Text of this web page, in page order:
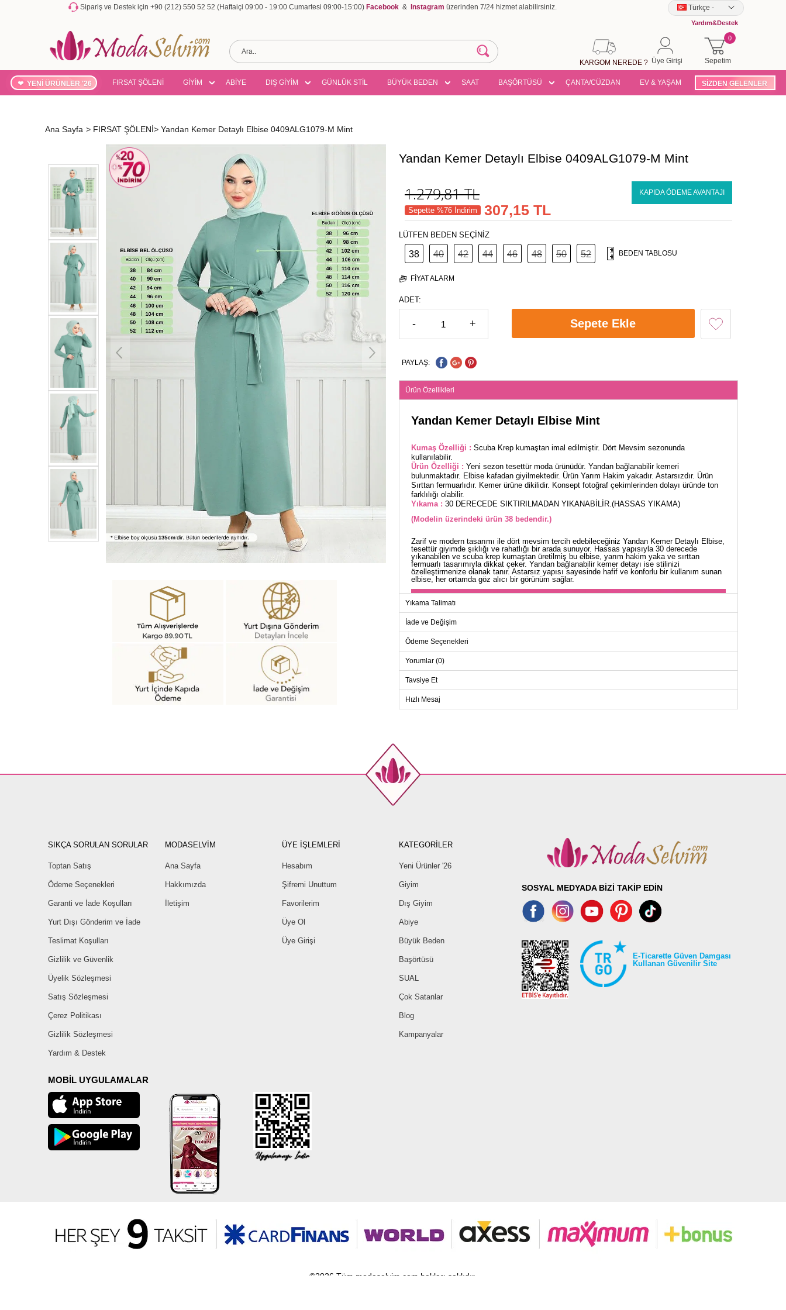
Sipariş ve Destek için +90 (212) 550 52 52 (Haftaiçi 09:00 - 19:00 Cumartesi 09:00-15:00) Facebook & Instagram üzerinden 7/24 hizmet alabilirsiniz. Türkçe -
Yardım&Destek
Sepetim
0
Üye Girişi
KARGOM NEREDE ?
YENİ ÜRÜNLER '26 FIRSAT ŞÖLENİ GİYİM ABİYE DIŞ GİYİM GÜNLÜK STİL BÜYÜK BEDEN SAAT BAŞÖRTÜSÜ ÇANTA/CÜZDAN EV & YAŞAM SİZDEN GELENLER
Ana Sayfa > FIRSAT ŞÖLENİ> Yandan Kemer Detaylı Elbise 0409ALG1079-M Mint
Yandan Kemer Detaylı Elbise 0409ALG1079-M Mint
1.279,81TL KAPIDA ÖDEME AVANTAJI
Sepette %76 İndirim 307,15 TL
LÜTFEN BEDEN SEÇİNİZ
38 40 42 44 46 48 50 52 BEDEN TABLOSU
FIYAT ALARM
ADET:
- + Sepete Ekle
PAYLAŞ:
Ürün Özellikleri
Yandan Kemer Detaylı Elbise Mint
Kumaş Özelliği : Scuba Krep kumaştan imal edilmiştir. Dört Mevsim sezonunda
kullanılabilir.
Ürün Özelliği : Yeni sezon tesettür moda ürünüdür. Yandan bağlanabilir kemeri
bulunmaktadır. Elbise kafadan giyilmektedir. Ürün Yarım Hakim yakadır. Astarsızdır. Ürün
Sırttan fermuarlıdır. Kemer ürüne dikilidir. Konsept fotoğraf çekimlerinden dolayı üründe ton
farklılığı olabilir.
Yıkama : 30 DERECEDE SIKTIRILMADAN YIKANABİLİR.(HASSAS YIKAMA)
(Modelin üzerindeki ürün 38 bedendir.)
Zarif ve modern tasarımı ile dört mevsim tercih edebileceğiniz Yandan Kemer Detaylı Elbise,
tesettür giyimde şıklığı ve rahatlığı bir arada sunuyor. Hassas yapısıyla 30 derecede
yıkanabilen ve scuba krep kumaştan üretilmiş bu elbise, yarım hakim yaka ve sırttan
fermuarlı tasarımıyla dikkat çeker. Yandan bağlanabilir kemer detayı ise stilinizi
özelleştirmenize olanak tanır. Astarsız yapısı sayesinde hafif ve konforlu bir kullanım sunan
elbise, her ortamda göz alıcı bir görünüm sağlar.
Yıkama Talimatı
İade ve Değişim
Ödeme Seçenekleri
Yorumlar (0)
Tavsiye Et
Hızlı Mesaj
SIKÇA SORULAN SORULAR
Toptan Satış
Ödeme Seçenekleri
Garanti ve İade Koşulları
Yurt Dışı Gönderim ve İade
Teslimat Koşulları
Gizlilik ve Güvenlik
Üyelik Sözleşmesi
Satış Sözleşmesi
Çerez Politikası
Gizlilik Sözleşmesi
Yardım & Destek
MODASELVİM
Ana Sayfa
Hakkımızda
İletişim
ÜYE İŞLEMLERİ
Hesabım
Şifremi Unuttum
Favorilerim
Üye Ol
Üye Girişi
KATEGORİLER
Yeni Ürünler '26
Giyim
Dış Giyim
Abiye
Büyük Beden
Başörtüsü
SUAL
Çok Satanlar
Blog
Kampanyalar
MOBİL UYGULAMALAR
SOSYAL MEDYADA BİZİ TAKİP EDİN
E-Ticarette Güven Damgası
Kullanan Güvenilir Site
©2026 Tüm modaselvim.com hakları saklıdır.